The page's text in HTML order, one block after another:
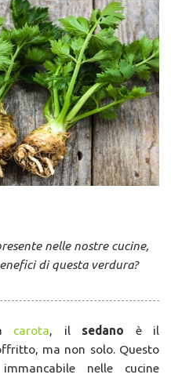
nelle nostre cucine,
di questa verdura?
carota, il sedano è il
ma non solo. Questo
nelle cucine